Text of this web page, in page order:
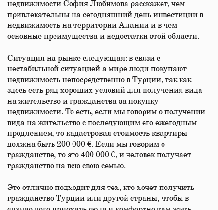
недвижимости София Любимова расскажет, чем
привлекательны на сегодняшний день инвестиции в
недвижимость на территории Алании и в чем
основные преимущества и недостатки этой области.
Ситуация на рынке следующая: в связи с
нестабильной ситуацией а мире люди покупают
недвижимость непосредственно в Турции, так как
здесь есть ряд хороших условий для получения вида
на жительство и гражданства за покупку
недвижимости. То есть, если мы говорим о получении
вида на жительство с последующим его ежегодным
продлением, то кадастровая стоимость квартиры
должна быть 200 000 €. Если мы говорим о
гражданстве, то это 400 000 €, и человек получает
гражданство на всю свою семью.
Это отлично подходит для тех, кто хочет получить
гражданство Турции или другой страны, чтобы в